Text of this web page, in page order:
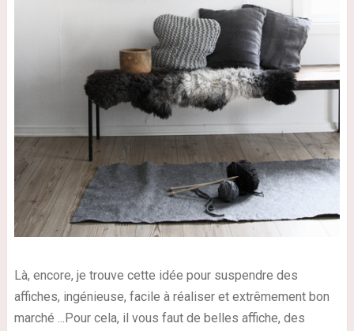
Là, encore, je trouve cette idée pour suspendre des
affiches, ingénieuse, facile à réaliser et extrêmement bon
marché ...Pour cela, il vous faut de belles affiche, des